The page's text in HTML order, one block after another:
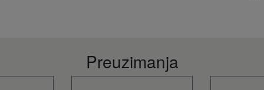
+18
Preuzimanja